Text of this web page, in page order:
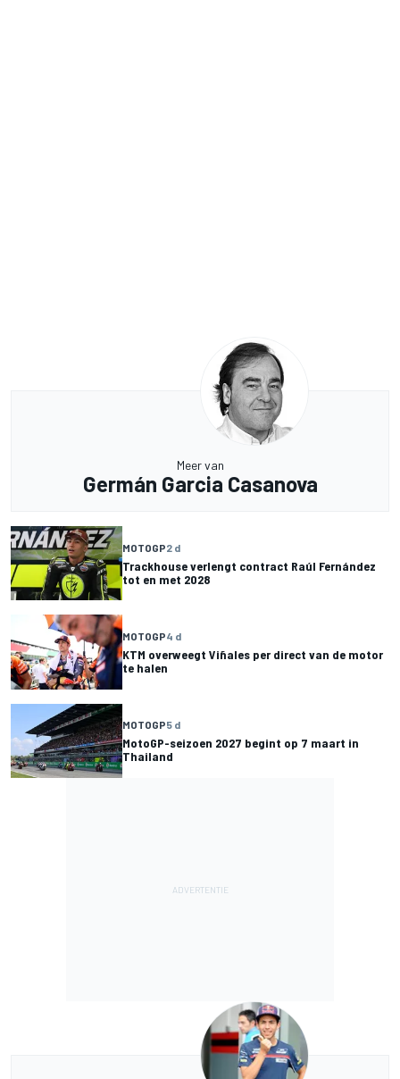
Meer van
Germán Garcia Casanova
MOTOGP2 d
Trackhouse verlengt contract Raúl Fernández
tot en met 2028
MOTOGP4 d
KTM overweegt Viñales per direct van de motor
te halen
MOTOGP5 d
MotoGP-seizoen 2027 begint op 7 maart in
Thailand